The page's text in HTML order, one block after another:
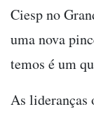
Ciesp no
uma nova
temos é um
As lideranças